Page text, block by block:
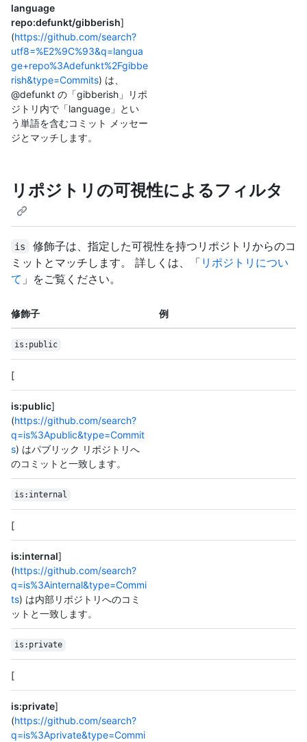
language
repo:defunkt/gibberish]
(https://github.com/search?
utf8=%E2%9C%93&q=langua
ge+repo%3Adefunkt%2Fgibbe
rish&type=Commits) は、
@defunkt の「gibberish」リポ
ジトリ内で「language」とい
う単語を含むコミット メッセー
ジとマッチします。
リポジトリの可視性によるフィルタ
is
修飾子は、指定した可視性を持つリポジトリからのコ
ミットとマッチします。 詳しくは、「 リポジトリについ
て 」をご覧ください。
修飾子 例
is:public
[
is:public]
(https://github.com/search?
q=is%3Apublic&type=Commit
s) はパブリック リポジトリへ
のコミットと一致します。
is:internal
[
is:internal]
(https://github.com/search?
q=is%3Ainternal&type=Commi
ts) は内部リポジトリへのコミ
ットと一致します。
is:private
[
is:private]
(https://github.com/search?
q=is%3Aprivate&type=Commi